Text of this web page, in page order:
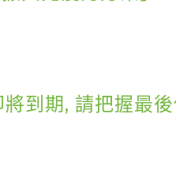
到期, 請把握最